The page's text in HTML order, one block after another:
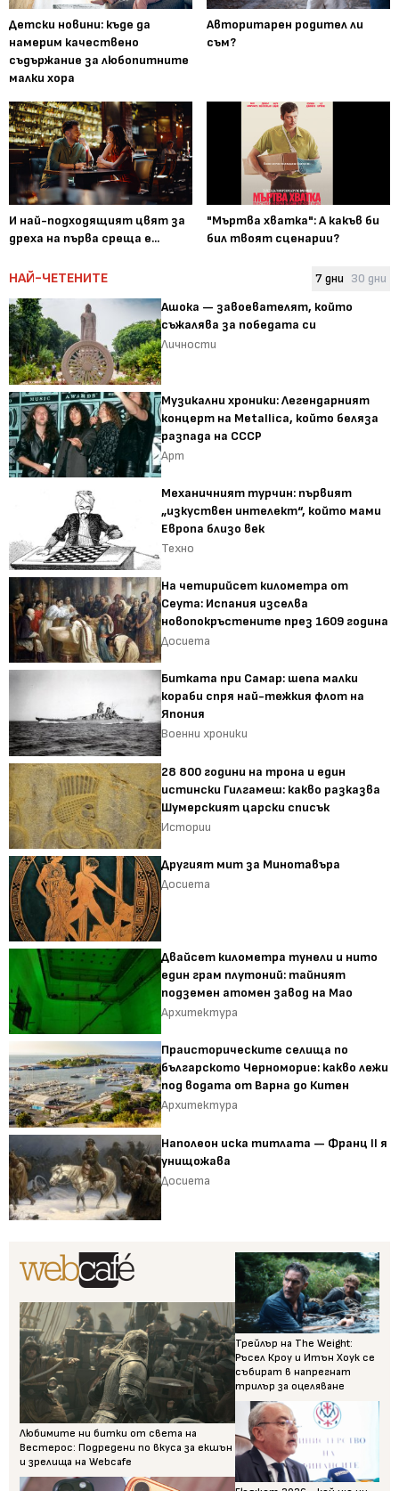
Детски новини: къде да
намерим качествено
съдържание за любопитните
малки хора
Авторитарен родител ли
съм?
И най-подходящият цвят за
дреха на първа среща е...
"Мъртва хватка": А какъв би
бил твоят сценарии?
НАЙ-ЧЕТЕНИТЕ 7 дни 30 дни
Ашока — завоевателят, който
съжалява за победата си
Личности
Музикални хроники: Легендарният
концерт на Metallica, който беляза
разпада на СССР
Арт
Механичният турчин: първият
„изкуствен интелект“, който мами
Европа близо век
Техно
На четирийсет километра от
Сеута: Испания изселва
новопокръстените през 1609 година
Досиета
Битката при Самар: шепа малки
кораби спря най-тежкия флот на
Япония
Военни хроники
28 800 години на трона и един
истински Гилгамеш: какво разказва
Шумерският царски списък
Истории
Другият мит за Минотавъра
Досиета
Двайсет километра тунели и нито
един грам плутоний: тайният
подземен атомен завод на Мао
Архитектура
Праисторическите селища по
българското Черноморие: какво лежи
под водата от Варна до Китен
Архитектура
Наполеон иска титлата — Франц II я
унищожава
Досиета
Любимите ни битки от света на
Вестерос: Подредени по вкуса за екшън
и зрелища на Webcafe
Трейлър на The Weight:
Ръсел Кроу и Итън Хоук се
събират в напрегнат
трилър за оцеляване